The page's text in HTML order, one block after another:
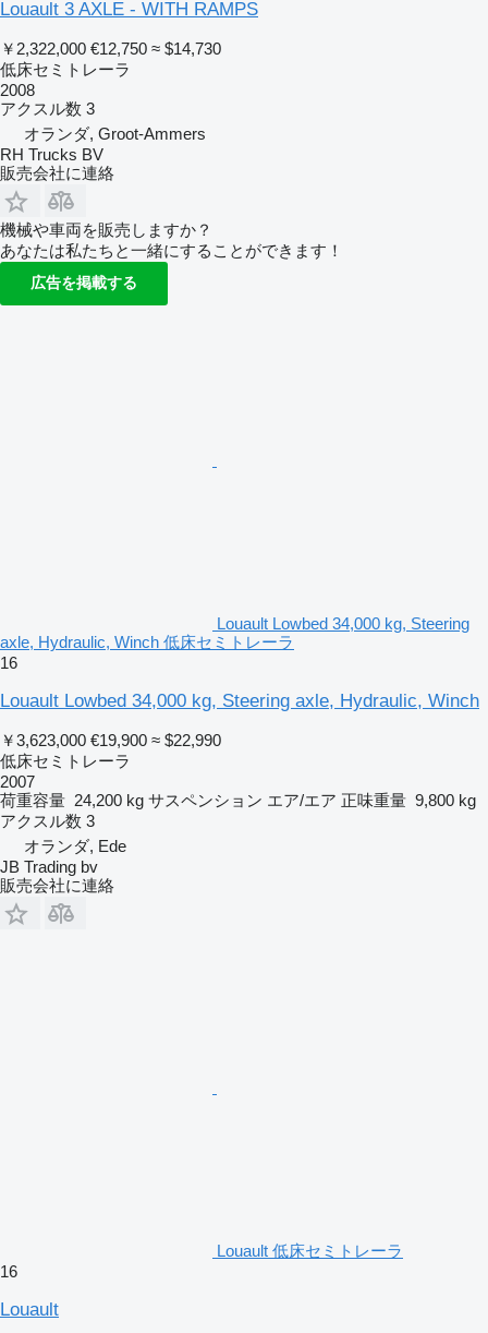
Louault 3 AXLE - WITH RAMPS
￥2,322,000 €12,750 ≈ $14,730
低床セミトレーラ
2008
アクスル数 3
オランダ, Groot-Ammers
RH Trucks BV
販売会社に連絡
機械や車両を販売しますか？
あなたは私たちと一緒にすることができます！
広告を掲載する
Louault Lowbed 34,000 kg, Steering
axle, Hydraulic, Winch 低床セミトレーラ
16
Louault Lowbed 34,000 kg, Steering axle, Hydraulic, Winch
￥3,623,000 €19,900 ≈ $22,990
低床セミトレーラ
2007
荷重容量 24,200 kg サスペンション エア/エア 正味重量 9,800 kg
アクスル数 3
オランダ, Ede
JB Trading bv
販売会社に連絡
Louault 低床セミトレーラ
16
Louault